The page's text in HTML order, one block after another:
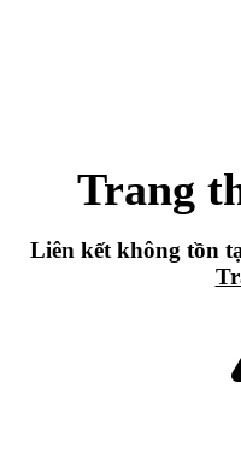
Trang
Liên kết không tồn